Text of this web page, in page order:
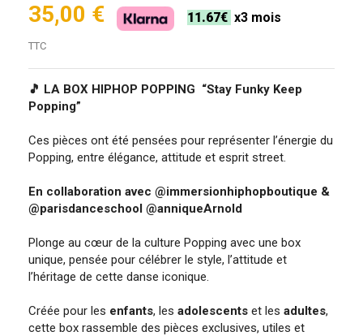
35,00 € 11.67€ x3 mois
TTC
🎵 LA BOX HIPHOP POPPING “Stay Funky Keep
Popping”
Ces pièces ont été pensées pour représenter l’énergie du
Popping, entre élégance, attitude et esprit street.
En collaboration avec @immersionhiphopboutique &
@parisdanceschool @anniqueArnold
Plonge au cœur de la culture Popping avec une box
unique, pensée pour célébrer le style, l’attitude et
l’héritage de cette danse iconique.
Créée pour les enfants, les adolescents et les adultes,
cette box rassemble des pièces exclusives, utiles et